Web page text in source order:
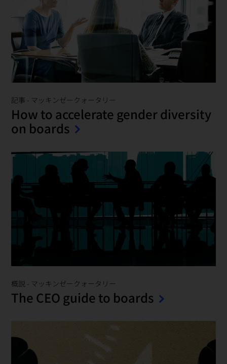
記事 マッキンゼークォータリー
How to accelerate gender diversity
on boards
概説 マッキンゼークォータリー
The CEO guide to boards